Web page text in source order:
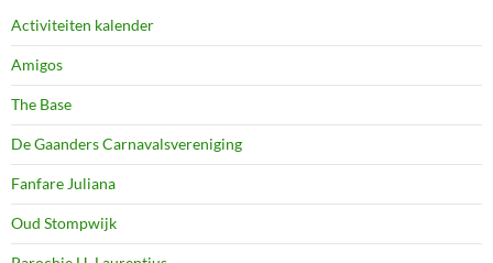
Activiteiten kalender
Amigos
The Base
De Gaanders Carnavalsvereniging
Fanfare Juliana
Oud Stompwijk